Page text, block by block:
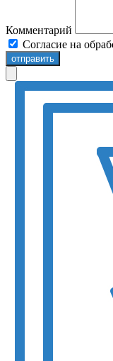
Комментарий
Согласие на
отправить